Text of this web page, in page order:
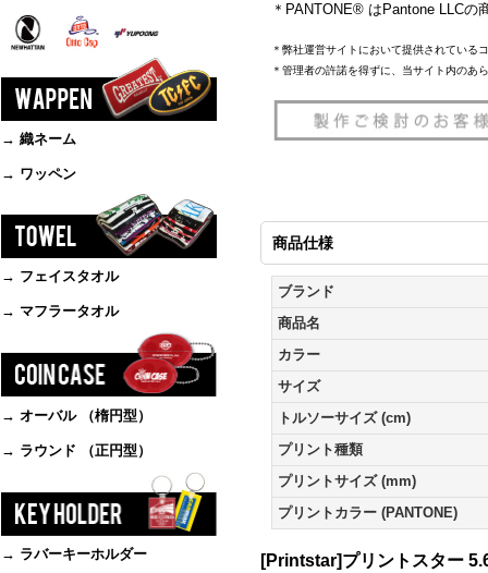
→ 織ネーム
→ ワッペン
→ フェイスタオル
→ マフラータオル
→ オーバル （楕円型）
→ ラウンド （正円型）
→ ラバーキーホルダー
＊PANTONE® はPantone LLCの
＊弊社運営サイトにおいて提供されている
＊管理者の許諾を得ずに、当サイト内のあ
商品仕様
ブランド
商品名
カラー
サイズ
トルソーサイズ (cm)
プリント種類
プリントサイズ (mm)
プリントカラー (PANTONE)
[Printstar]プリントスター